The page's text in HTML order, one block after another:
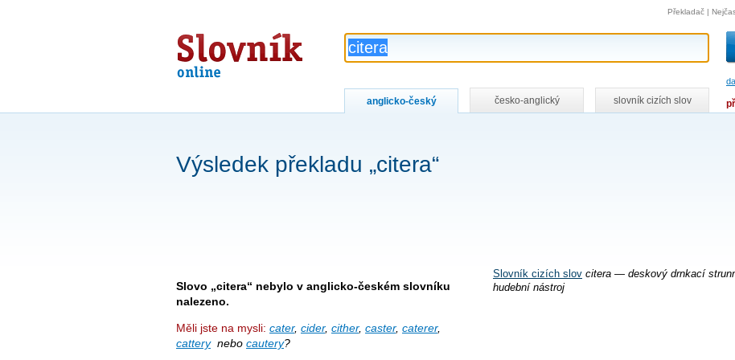
Slovník
online
Překladač |
anglicko-český česko-anglický slovník cizích slov
Výsledek překladu „citera“
Slovník cizích slov citera — deskový drnkací
hudební nástroj
Slovo „citera“ nebylo v anglicko-českém slovníku
nalezeno.
Měli jste na mysli: cater, cider, cither, caster, caterer,
catterynebo cautery?